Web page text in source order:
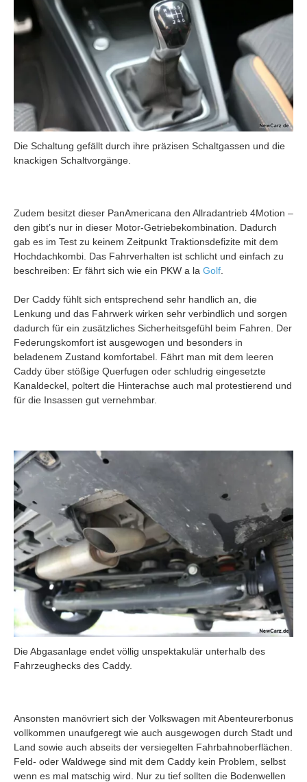
Die Schaltung gefällt durch ihre präzisen Schaltgassen und die
knackigen Schaltvorgänge.
Zudem besitzt dieser PanAmericana den Allradantrieb 4Motion –
den gibt’s nur in dieser Motor-Getriebekombination. Dadurch
gab es im Test zu keinem Zeitpunkt Traktionsdefizite mit dem
Hochdachkombi. Das Fahrverhalten ist schlicht und einfach zu
beschreiben: Er fährt sich wie ein PKW a la Golf
Der Caddy fühlt sich entsprechend sehr handlich an, die
Lenkung und das Fahrwerk wirken sehr verbindlich und sorgen
dadurch für ein zusätzliches Sicherheitsgefühl beim Fahren. Der
Federungskomfort ist ausgewogen und besonders in
beladenem Zustand komfortabel. Fährt man mit dem leeren
Caddy über stößige Querfugen oder schludrig eingesetzte
Kanaldeckel, poltert die Hinterachse auch mal protestierend und
für die Insassen gut vernehmbar.
Die Abgasanlage endet völlig unspektakulär unterhalb des
Fahrzeughecks des Caddy.
Ansonsten manövriert sich der Volkswagen mit Abenteurerbonus
vollkommen unaufgeregt wie auch ausgewogen durch Stadt und
Land sowie auch abseits der versiegelten Fahrbahnoberflächen.
Feld- oder Waldwege sind mit dem Caddy kein Problem, selbst
wenn es mal matschig wird. Nur zu tief sollten die Bodenwellen